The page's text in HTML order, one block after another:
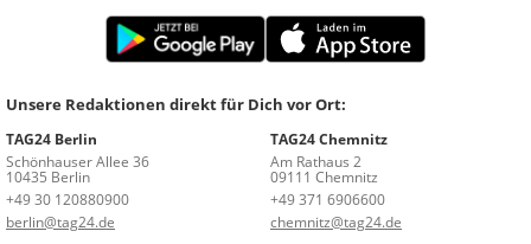
Unsere Redaktionen direkt für Dich vor Ort:
TAG24 Berlin
Schönhauser Allee 36
10435 Berlin
+49 30 120880900
berlin@tag24.de
TAG24 Chemnitz
Am Rathaus 2
09111 Chemnitz
+49 371 6906600
chemnitz@tag24.de